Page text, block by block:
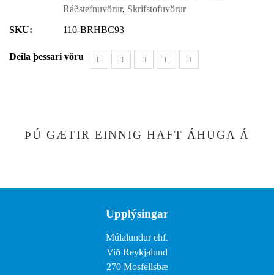
Ráðstefnuvörur, Skrifstofuvörur
SKU:
110-BRHBC93
Deila þessari vöru
ÞÚ GÆTIR EINNIG HAFT ÁHUGA Á
Upplýsingar
Múlalundur ehf.
Við Reykjalund
270 Mosfellsbæ